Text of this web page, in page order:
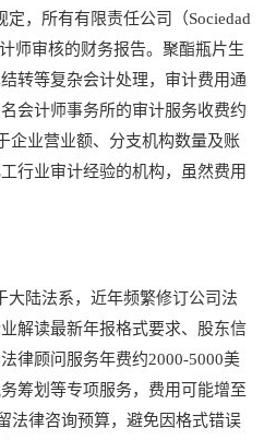
，所有有限责任公司（Sociedad
师审核的财务报告。聚酯瓶片生
转等复杂会计处理，审计费用通
会计师事务所的审计服务收费约
企业营业额、分支机构数量及账
行业审计经验的机构，虽然费用
陆法系，近年频繁修订公司法
解读最新年报格式要求、股东信
律顾问服务年费约2000-5000美
筹划等专项服务，费用可能增至
法律咨询预算，避免因格式错误